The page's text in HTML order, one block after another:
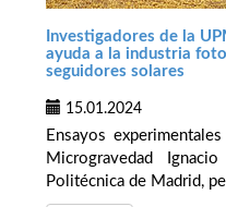
Investigadores de la
ayuda a la industria
seguidores solares
15.01.2024
Ensayos
Microgravedad
Politécnica de Madrid,